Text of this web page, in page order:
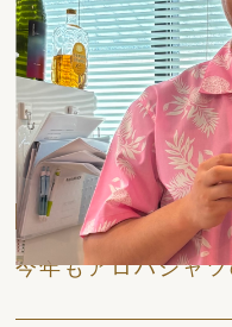
日々
今年もアロハシャ